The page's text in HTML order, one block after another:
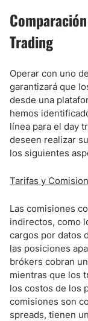
Trading
Operar con uno
garantizará que
desde una
hemos
línea para el day
deseen realizar
los siguientes
Tarifas y
Las comisiones
indirectos, como
cargos por datos
las posiciones
brókers cobran
mientras que los
los costos de los
comisiones son
spreads, tienen